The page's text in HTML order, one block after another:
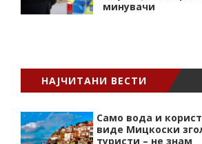
минувачи
НАЈЧИТАНИ ВЕСТИ
Само вода и
виде Мицкоски
туристи – не знам